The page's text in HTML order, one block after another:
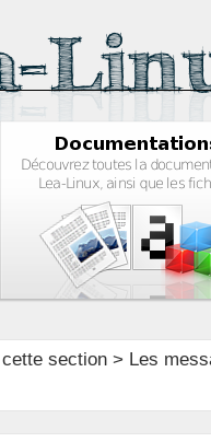
section> Les